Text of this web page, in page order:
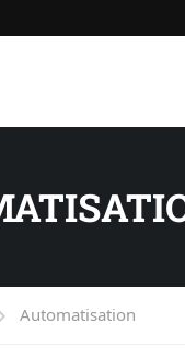
Automatisation